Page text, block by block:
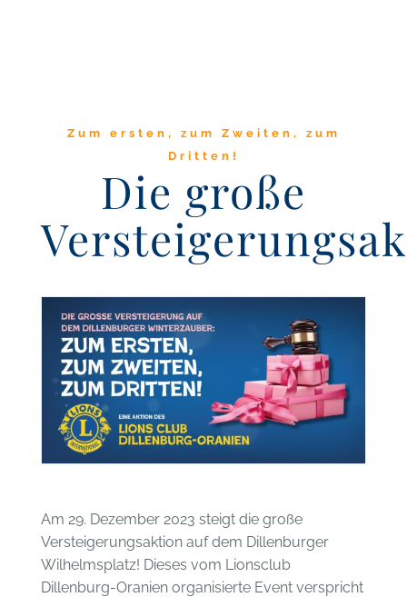
Zum ersten, zum Zweiten, zum
Dritten!
Die große
Am 29. Dezember 2023 steigt die große
Versteigerungsaktion auf dem Dillenburger
Wilhelmsplatz! Dieses vom Lionsclub
Dillenburg-Oranien organisierte Event verspricht